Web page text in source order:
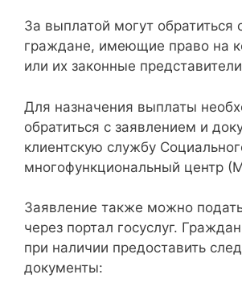
За выплатой могут обратиться
граждане, имеющие право на
или их законные
Для назначения выплаты
обратиться с заявлением и
клиентскую службу
многофункциональный центр
Заявление также можно
через портал госуслуг.
при наличии предоставить
документы: